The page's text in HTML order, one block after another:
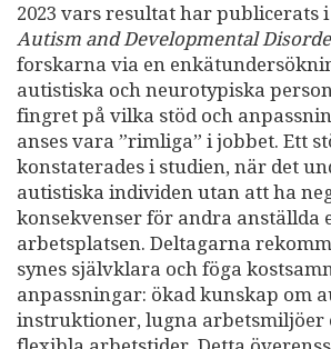
2023 vars resultat har publicerats i
Autism and Developmental
forskarna via en
autistiska och neurotypiska
fingret på vilka stöd och
anses vara ”rimliga” i jobbet. Ett
konstaterades i studien, när det
autistiska individen utan att ha
konsekvenser för andra anställda
arbetsplatsen. Deltagarna
synes självklara och föga
anpassningar: ökad kunskap om
instruktioner, lugna arbetsmiljöer